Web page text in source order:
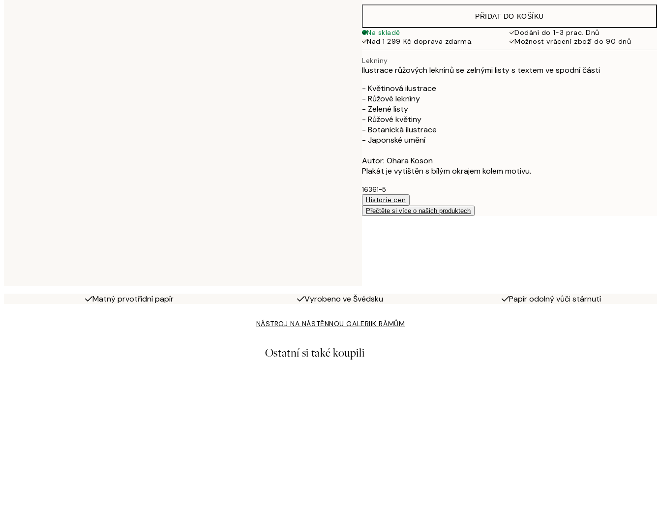
499 Kč
925 Kč
PŘIDAT DO KOŠÍKU
Na skladě
Dodání do 1-3 prac. Dnů
Nad 1 299 Kč doprava zdarma.
Možnost vrácení zboží do 90 dnů
Lekníny
Ilustrace růžových leknínů se zelnými listy s textem ve spodní části
- Květinová ilustrace
- Růžové lekníny
- Zelené listy
- Růžové květiny
- Botanická ilustrace
- Japonské umění
Autor: Ohara Koson
Plakát je vytištěn s bílým okrajem kolem motivu.
16361-5
Historie cen
Přečtěte si více o našich produktech
Matný prvotřídní papír Vyrobeno ve Švédsku Papír odolný vůči stárnutí
NÁSTROJ NA NÁSTĚNNOU GALERIIK RÁMŮM
Ostatní si také koupili